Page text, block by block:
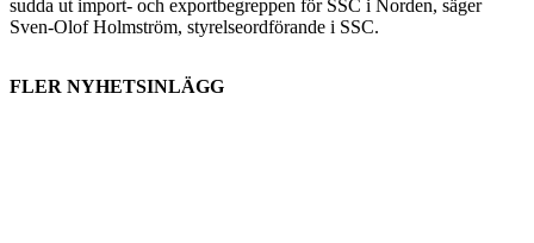
sudda ut import- och exportbegreppen för SSC i Norden, säger
Sven-Olof Holmström, styrelseordförande i SSC.
FLER NYHETSINLÄGG